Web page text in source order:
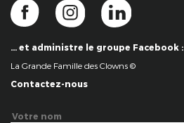
… et administre le groupe Facebook :
La Grande Famille des Clowns ©
Contactez-nous